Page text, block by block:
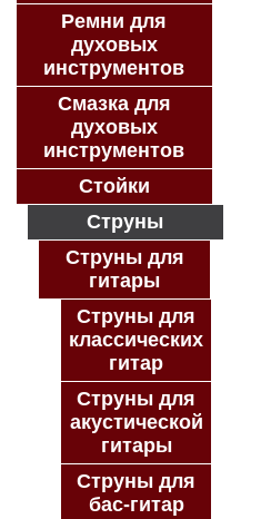
Ремни для
духовых
инструментов
Смазка для
духовых
инструментов
Стойки
Струны
Струны для
гитары
Струны для
классических
гитар
Струны для
акустической
гитары
Струны для
бас-гитар